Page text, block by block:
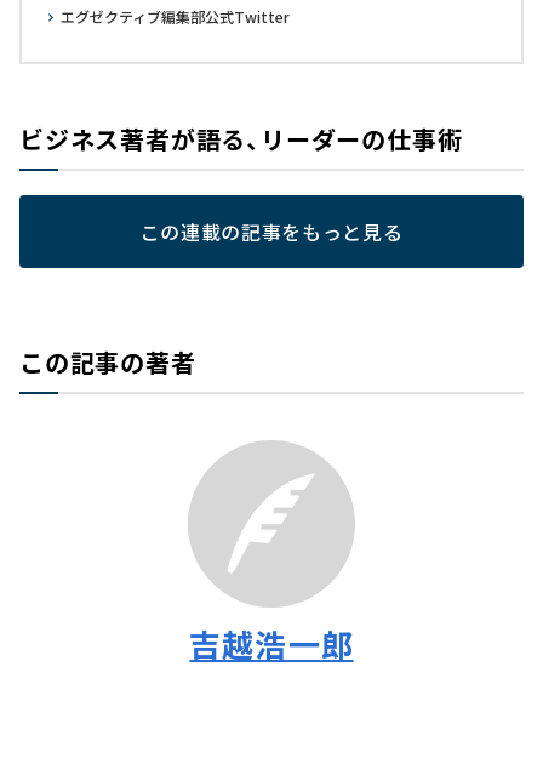
エグゼクティブ編集部公式Twitter
ビジネス著者が語る、リーダーの仕事術
この連載の記事をもっと見る
この記事の著者
吉越浩一郎